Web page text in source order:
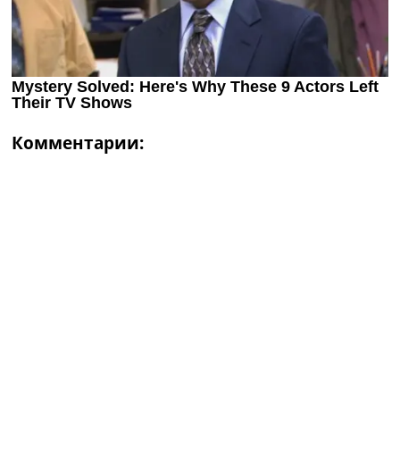
Комментарии: